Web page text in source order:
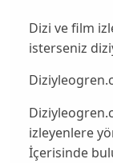
Dizi ve film
isterseniz
izleyenlere
İçerisinde